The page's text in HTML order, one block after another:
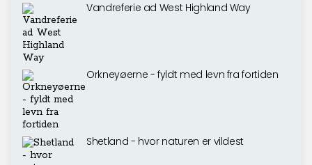
Vandreferie ad West Highland Way
Orkneyøerne - fyldt med levn fra fortiden
Shetland - hvor naturen er vildest